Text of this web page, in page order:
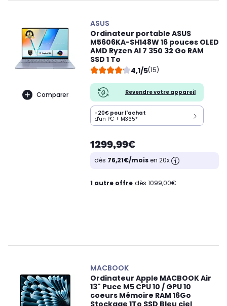
Comparer
ASUS
Ordinateur portable ASUS
M5606KA-SH148W 16 pouces OLED
AMD Ryzen AI 7 350 32 Go RAM
SSD 1 To
4,1/5(15)
Revendre votre appareil
-20€ pour l'achat
d'un PC + M365*
1299,99€
dès 76,21€/moisen 20x
1 autre offre dès 1099,00€
MACBOOK
Ordinateur Apple MACBOOK Air
13" Puce M5 CPU 10 / GPU 10
coeurs Mémoire RAM 16Go